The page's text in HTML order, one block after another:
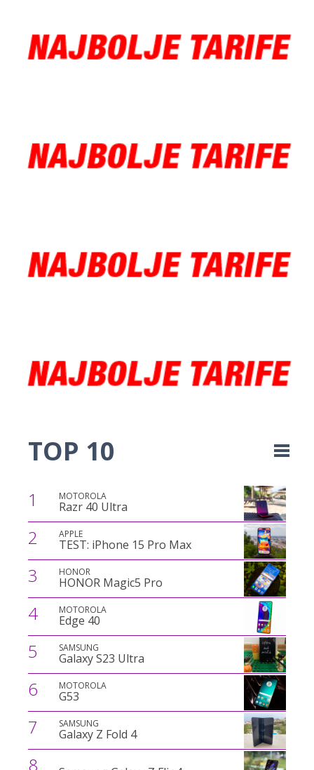
TOP 10
1 MOTOROLA
Razr 40 Ultra
2 APPLE
TEST: iPhone 15 Pro Max
3 HONOR
HONOR Magic5 Pro
4 MOTOROLA
Edge 40
5 SAMSUNG
Galaxy S23 Ultra
6 MOTOROLA
G53
7 SAMSUNG
Galaxy Z Fold 4
8